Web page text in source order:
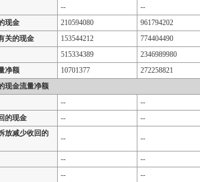
-- --
现金
210594080 961794202
关的现金
153544212 774404490
515334389 2346989980
净额
10701377 272258821
现金流量净额
-- --
的现金
-- --
放减少收回的
-- --
-- --
-- --